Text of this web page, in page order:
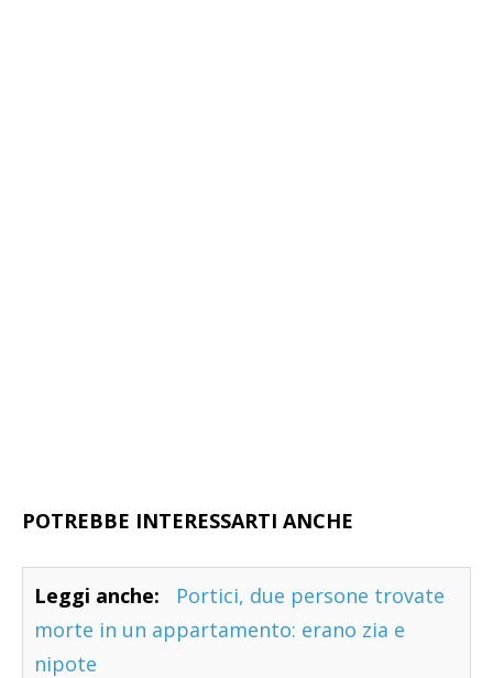
POTREBBE INTERESSARTI ANCHE
Leggi anche:
Portici, due persone trovate
morte in un appartamento: erano zia e
nipote